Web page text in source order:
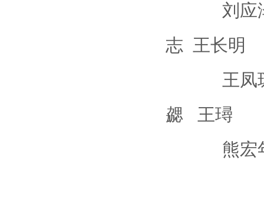
刘应泽
志 王长明
王凤琼
勰 王璕
熊宏年